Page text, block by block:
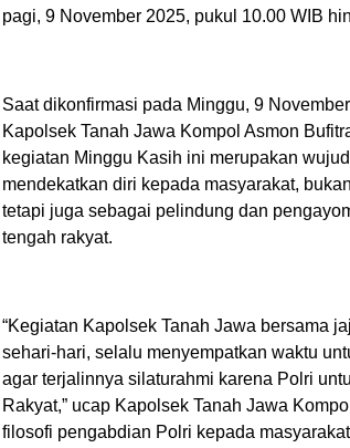
pagi, 9 November 2025, pukul 10.00 WIB
Saat dikonfirmasi pada Minggu, 9
Kapolsek Tanah Jawa Kompol Asmon
kegiatan Minggu Kasih ini merupakan
mendekatkan diri kepada masyarakat,
tetapi juga sebagai pelindung dan
tengah rakyat.
“Kegiatan Kapolsek Tanah Jawa bersama
sehari-hari, selalu menyempatkan waktu
agar terjalinnya silaturahmi karena Polri
Rakyat,” ucap Kapolsek Tanah Jawa
filosofi pengabdian Polri kepada